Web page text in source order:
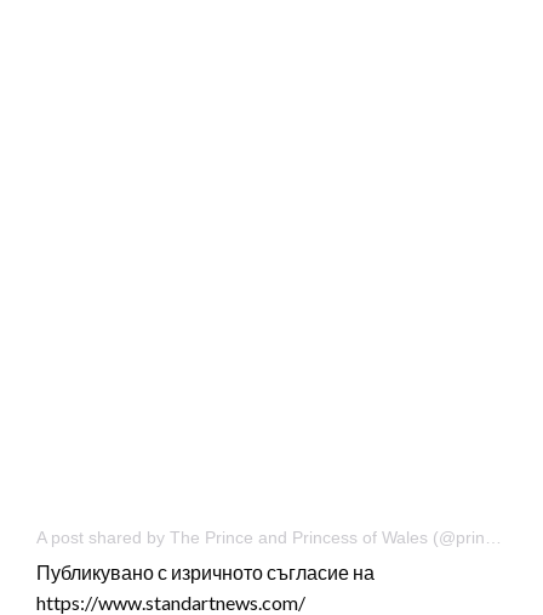
Публикувано с изричното съгласие на
https://www.standartnews.com/